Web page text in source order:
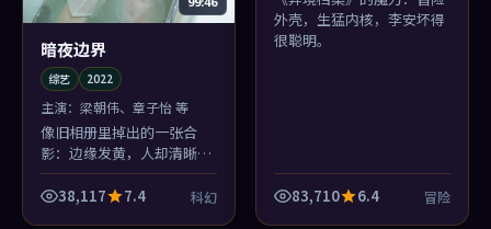
暗夜边界
综艺 2022
主演： 梁朝伟、章子怡 等
像旧相册里掉出的一张合
影：边缘发黄，人却清晰。
《暗夜边界》关于日常的叙
述老派，老派得很勇敢。
38,117 7.4 科幻
外壳，生猛内核，李安坏得
很聪明。
83,710 6.4 冒险